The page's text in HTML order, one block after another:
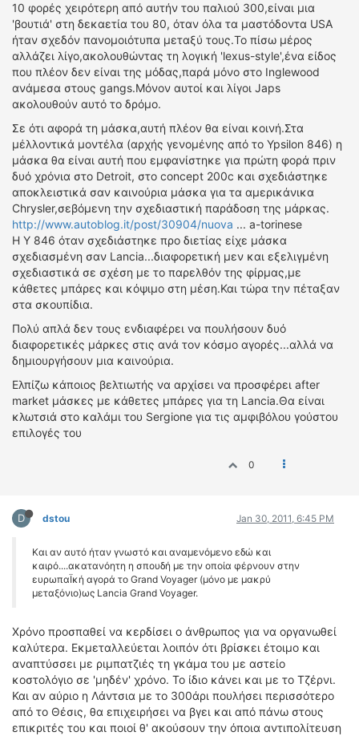
10 φορές χειρότερη από αυτήν του παλιού 300,είναι μια
'βουτιά' στη δεκαετία του 80, όταν όλα τα μαστόδοντα USA
ήταν σχεδόν πανομοιότυπα μεταξύ τους.Το πίσω μέρος
αλλάζει λίγο,ακολουθώντας τη λογική 'lexus-style',ένα είδος
που πλέον δεν είναι της μόδας,παρά μόνο στο Ιnglewood
ανάμεσα στους gangs.Μόνον αυτοί και λίγοι Japs
ακολουθούν αυτό το δρόμο.
Σε ότι αφορά τη μάσκα,αυτή πλέον θα είναι κοινή.Στα
μέλλοντικά μοντέλα (αρχής γενομένης από το Ypsilon 846) η
μάσκα θα είναι αυτή που εμφανίστηκε για πρώτη φορά πριν
δυό χρόνια στο Detroit, στο concept 200c και σχεδιάστηκε
αποκλειστικά σαν καινούρια μάσκα για τα αμερικάνικα
Chrysler,σεβόμενη την σχεδιαστική παράδοση της μάρκας.
http://www.autoblog.it/post/30904/nuova ... a-torinese
Η Y 846 όταν σχεδιάστηκε προ διετίας είχε μάσκα
σχεδιασμένη σαν Lancia...διαφορετική μεν και εξελιγμένη
σχεδιαστικά σε σχέση με το παρελθόν της φίρμας,με
κάθετες μπάρες και κόψιμο στη μέση.Και τώρα την πέταξαν
στα σκουπίδια.
Πολύ απλά δεν τους ενδιαφέρει να πουλήσουν δυό
διαφορετικές μάρκες στις ανά τον κόσμο αγορές...αλλά να
δημιουργήσουν μια καινούρια.
Ελπίζω κάποιος βελτιωτής να αρχίσει να προσφέρει after
market μάσκες με κάθετες μπάρες για τη Lancia.Θα είναι
κλωτσιά στο καλάμι του Sergione για τις αμφιβόλου γούστου
επιλογές του
0
D dstou Jan 30, 2011, 6:45 PM
Και αν αυτό ήταν γνωστό και αναμενόμενο εδώ και
καιρό....ακατανόητη η σπουδή με την οποία φέρνουν στην
ευρωπαΪκή αγορά το Grand Voyager (μόνο με μακρύ
μεταξόνιο)ως Lancia Grand Voyager.
Χρόνο προσπαθεί να κερδίσει ο άνθρωπος για να οργανωθεί
καλύτερα. Εκμεταλλεύεται λοιπόν ότι βρίσκει έτοιμο και
αναπτύσσει με ριμπατζιές τη γκάμα του με αστείο
κοστολόγιο σε 'μηδέν' χρόνο. Το ίδιο κάνει και με το Τζέρνι.
Και αν αύριο η Λάντσια με το 300άρι πουλήσει περισσότερο
από το Θέσις, θα επιχειρήσει να βγει και από πάνω στους
επικριτές του και ποιοί θ' ακούσουν την όποια αντιπολίτευση